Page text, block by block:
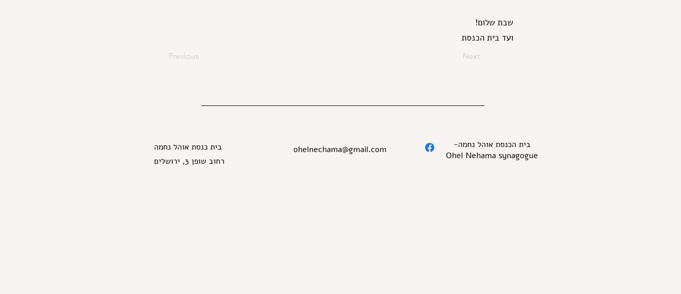
שבת שלום!
ועד בית הכנסת
Previous Next
בית כנסת אוהל נחמה
רחוב שופן 3, ירושלים
ohelnechama@gmail.com
בית הכנסת אוהל נחמה-
Ohel Nehama synagogue